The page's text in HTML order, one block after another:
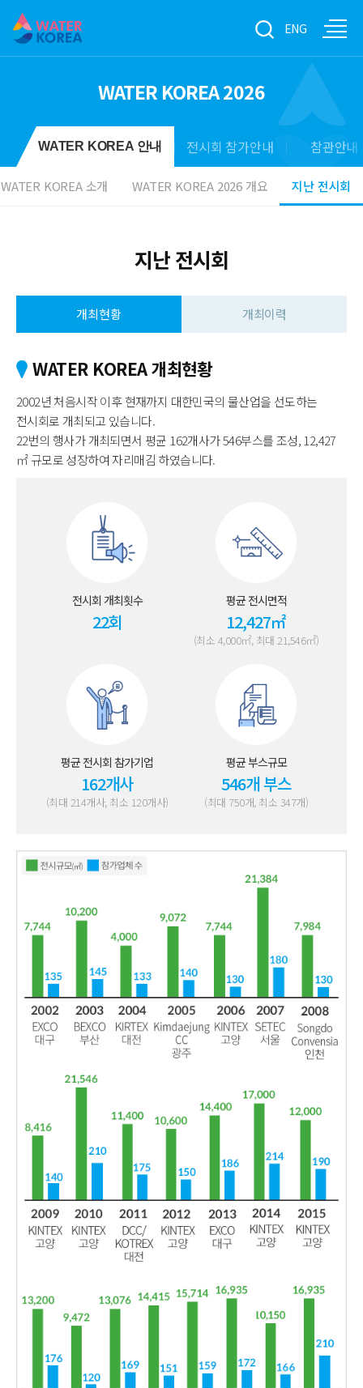
ENG
WATER KOREA 2026
WATER KOREA 안내 전시회 참가안내 참관안내
WATER KOREA 소개 WATER KOREA 2026 개요 지난 전시회
지난 전시회
개최현황 개최이력
WATER KOREA 개최현황
2002년 처음시작 이후 현재까지 대한민국의 물산업을 선도하는
전시회로 개최되고 있습니다.
22번의 행사가 개최되면서 평균 162개사가 546부스를 조성, 12,427
㎡ 규모로 성장하여 자리매김 하였습니다.
전시회 개최횟수
22회
평균 전시면적
12,427㎡
(최소 4,000㎡, 최대 21,546㎡)
평균 전시회 참가기업
162개사
(최대 214개사, 최소 120개사)
평균 부스규모
546개 부스
(최대 750개, 최소 347개)